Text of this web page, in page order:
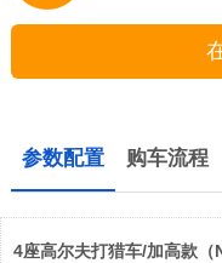
参数配置 购车流程
4座高尔夫打猎车/加高款（